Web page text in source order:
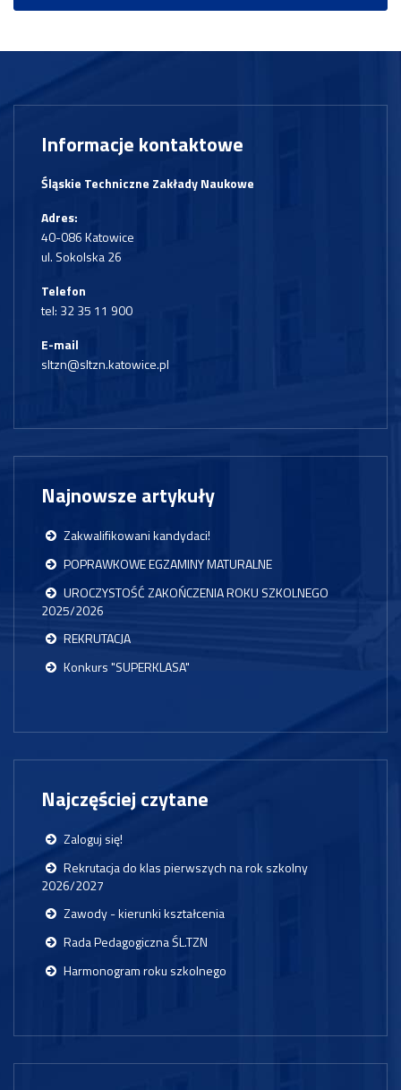
Informacje kontaktowe
Śląskie Techniczne Zakłady Naukowe
Adres:
40-086 Katowice
ul. Sokolska 26
Telefon
tel: 32 35 11 900
E-mail
sltzn@sltzn.katowice.pl
Najnowsze artykuły
Zakwalifikowani kandydaci!
POPRAWKOWE EGZAMINY MATURALNE
UROCZYSTOŚĆ ZAKOŃCZENIA ROKU SZKOLNEGO
2025/2026
REKRUTACJA
Konkurs "SUPERKLASA"
Najczęściej czytane
Zaloguj się!
Rekrutacja do klas pierwszych na rok szkolny
2026/2027
Zawody - kierunki kształcenia
Rada Pedagogiczna ŚL.TZN
Harmonogram roku szkolnego